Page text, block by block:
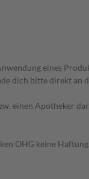
eines
dich bitte direkt an
einen Apotheker
OHG keine